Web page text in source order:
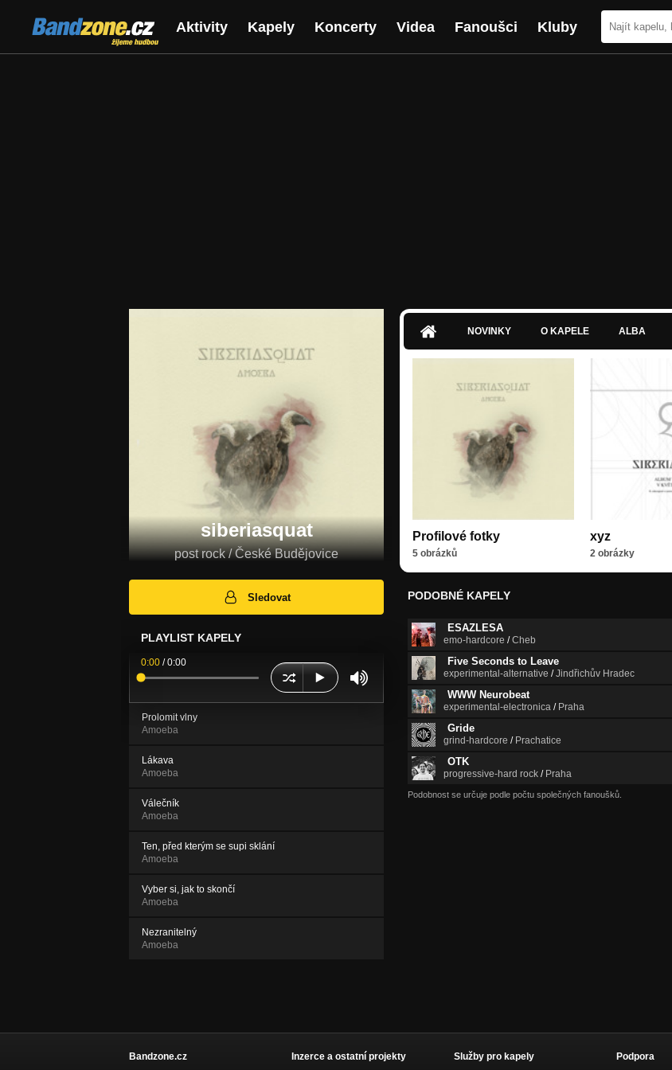
Bandzone.cz
žijeme hudbou
Aktivity Kapely Koncerty Videa Fanoušci Kluby
siberiasquat
post rock / České Budějovice
Sledovat
PLAYLIST KAPELY
0:00 /0:00
Prolomit vlny
Amoeba
Lákava
Amoeba
Válečník
Amoeba
Ten, před kterým se supi sklání
Amoeba
Vyber si, jak to skončí
Amoeba
Nezranitelný
Amoeba
NOVINKY O KAPELE ALBA
Profilové fotky
5 obrázků
xyz
2 obrázky
PODOBNÉ KAPELY
ESAZLESA
emo-hardcore /Cheb
Five Seconds to Leave
experimental-alternative /Jindřichův Hradec
WWW Neurobeat
experimental-electronica / Praha
Gride
grind-hardcore / Prachatice
OTK
progressive-hard rock / Praha
Podobnost se určuje podle počtu společných fanoušků.
Bandzone.cz
Inzerce a ostatní projekty
Služby pro kapely
Podpora